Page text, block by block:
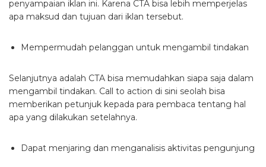
penyampaian iklan ini. Karena CTA bisa lebih memperjelas
apa maksud dan tujuan dari iklan tersebut.
Mempermudah pelanggan untuk mengambil tindakan
Selanjutnya adalah CTA bisa memudahkan siapa saja dalam
mengambil tindakan. Call to action di sini seolah bisa
memberikan petunjuk kepada para pembaca tentang hal
apa yang dilakukan setelahnya.
Dapat menjaring dan menganalisis aktivitas pengunjung